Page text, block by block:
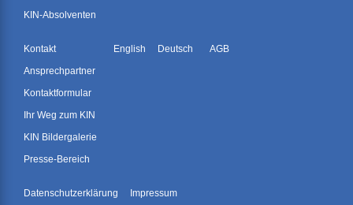
KIN-Absolventen
Kontakt
Ansprechpartner
Kontaktformular
Ihr Weg zum KIN
KIN Bildergalerie
Presse-Bereich
English Deutsch AGB
Datenschutzerklärung Impressum